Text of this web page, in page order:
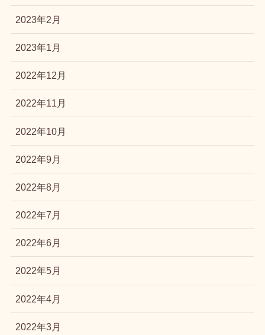
2023年2月
2023年1月
2022年12月
2022年11月
2022年10月
2022年9月
2022年8月
2022年7月
2022年6月
2022年5月
2022年4月
2022年3月